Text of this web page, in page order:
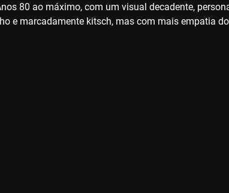
80 ao máximo, com um visual decadente,
e marcadamente kitsch, mas com mais empatia